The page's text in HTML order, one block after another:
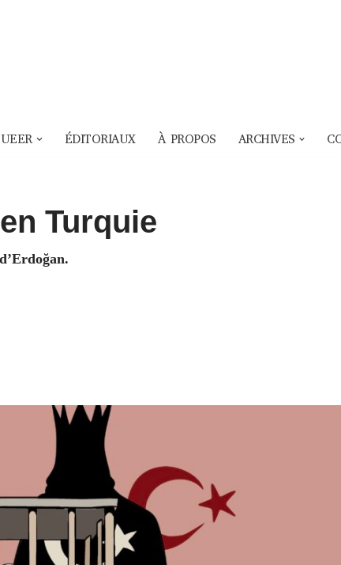
ÉDITORIAUX À PROPOS ARCHIVES
Turquie